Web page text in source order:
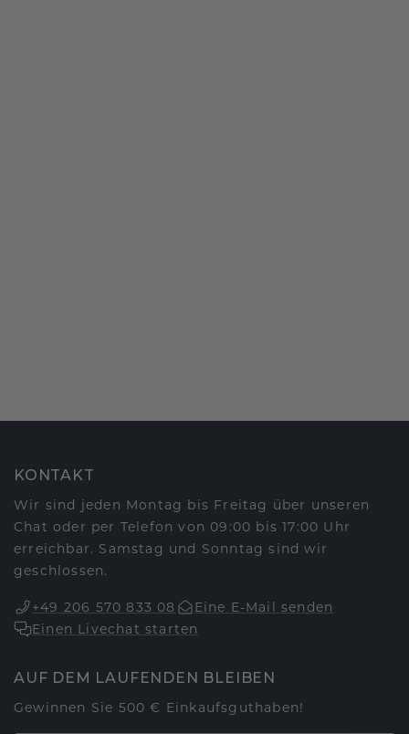
KONTAKT
Wir sind jeden Montag bis Freitag über unseren
Chat oder per Telefon von 09:00 bis 17:00 Uhr
erreichbar. Samstag und Sonntag sind wir
geschlossen.
+49 206 570 833 08
Eine E-Mail senden
Einen Livechat starten
AUF DEM LAUFENDEN BLEIBEN
Gewinnen Sie 500 € Einkaufsguthaben!